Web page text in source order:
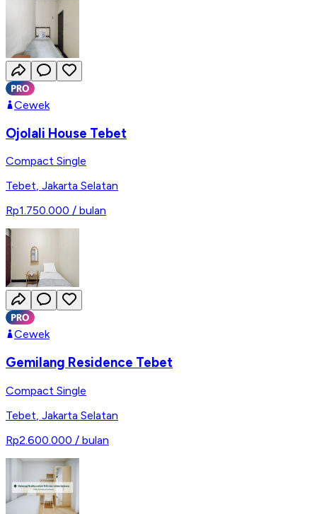
Cewek
Ojolali House Tebet
Compact Single
Tebet, Jakarta Selatan
Rp1.750.000 / bulan
Cewek
Gemilang Residence Tebet
Compact Single
Tebet Jakarta Selatan
Rp2.600.000 / bulan